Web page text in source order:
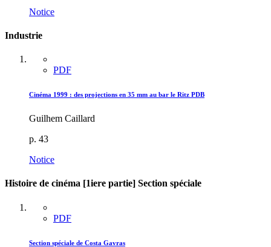
Notice
Industrie
PDF
Cinéma 1999 : des projections en 35 mm au bar le Ritz PDB
Guilhem Caillard
p. 43
Notice
Histoire de cinéma [1iere partie] Section spéciale
PDF
Section spéciale de Costa Gavras